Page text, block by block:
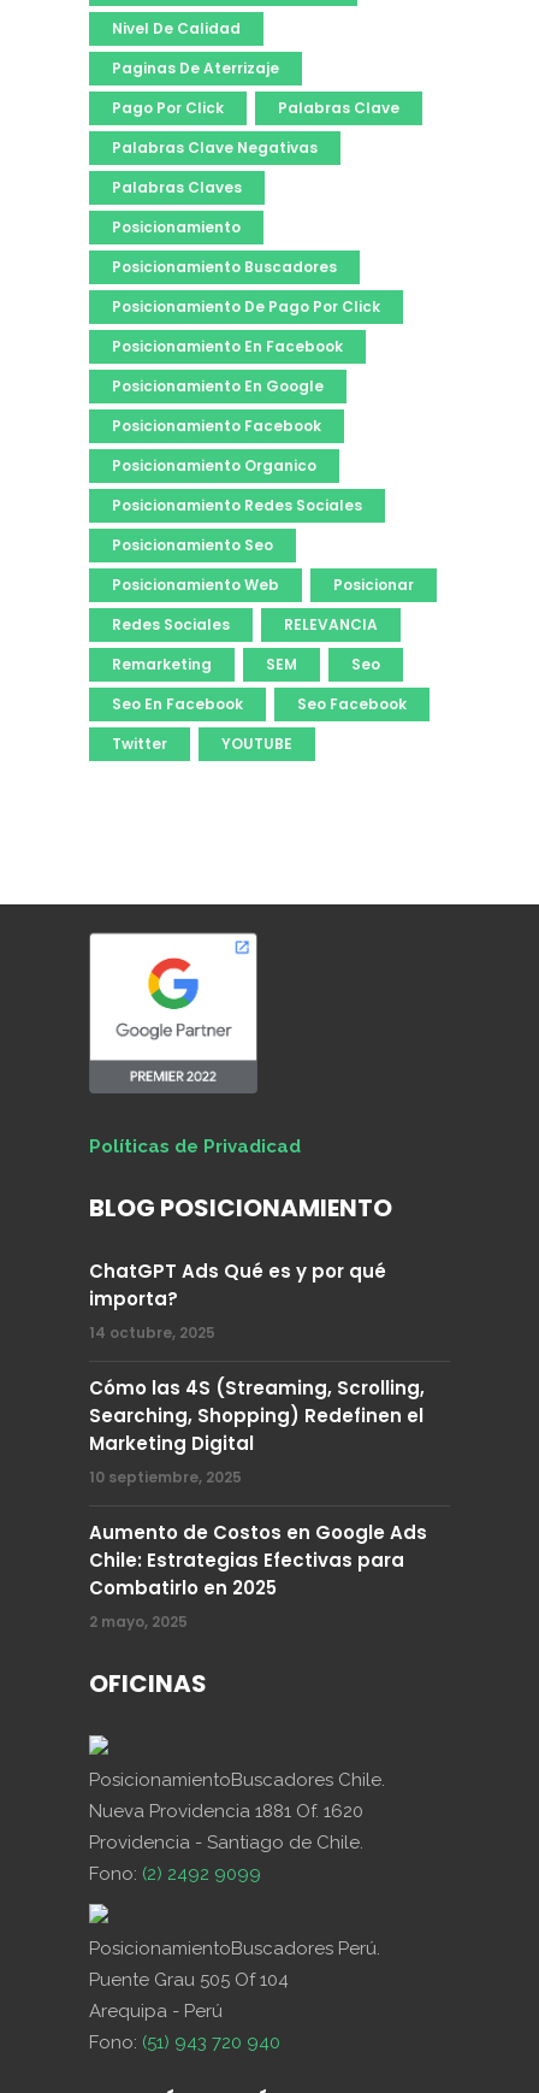
Nivel De Calidad
Paginas De Aterrizaje
Pago Por Click
Palabras Clave
Palabras Clave Negativas
Palabras Claves
Posicionamiento
Posicionamiento Buscadores
Posicionamiento De Pago Por Click
Posicionamiento En Facebook
Posicionamiento En Google
Posicionamiento Facebook
Posicionamiento Organico
Posicionamiento Redes Sociales
Posicionamiento Seo
Posicionamiento Web
Posicionar
Redes Sociales
RELEVANCIA
Remarketing
SEM
Seo
Seo En Facebook
Seo Facebook
Twitter
YOUTUBE
Políticas de Privadicad
BLOG POSICIONAMIENTO
ChatGPT Ads Qué es y por qué
importa?
14 octubre, 2025
Cómo las 4S (Streaming, Scrolling,
Searching, Shopping) Redefinen el
Marketing Digital
10 septiembre, 2025
Aumento de Costos en Google Ads
Chile: Estrategias Efectivas para
Combatirlo en 2025
2 mayo, 2025
OFICINAS
PosicionamientoBuscadores Chile.
Nueva Providencia 1881 Of. 1620
Providencia - Santiago de Chile.
Fono: (2) 2492 9099
PosicionamientoBuscadores Perú.
Puente Grau 505 Of 104
Arequipa - Perú
Fono: (51) 943 720 940